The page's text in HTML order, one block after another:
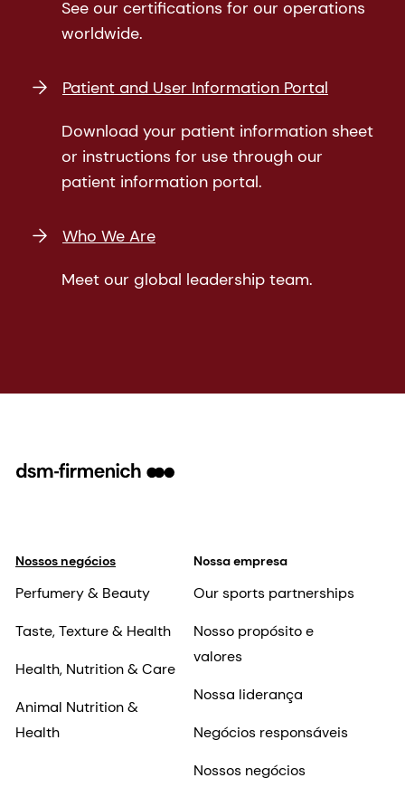
See our certifications for our operations
worldwide.
Patient and User Information Portal
Download your patient information sheet
or instructions for use through our
patient information portal.
Who We Are
Meet our global leadership team.
Nossos negócios
Perfumery & Beauty
Taste, Texture & Health
Health, Nutrition & Care
Animal Nutrition &
Health
Nossa empresa
Our sports partnerships
Nosso propósito e
valores
Nossa liderança
Negócios responsáveis
Nossos negócios